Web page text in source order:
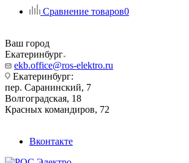
Сравнение товаров0
Ваш город
Екатеринбург
ekb.office@ros-elektro.ru
Екатеринбург:
пер. Саранинский, 7
Волгоградская, 18
Красных командиров, 72
Вконтакте